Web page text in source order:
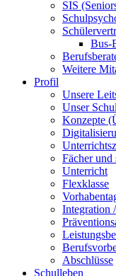
SIS
Bus-
Weitere
Profil
Unsere
Unser
Konzepte
Fächer
Unterricht
Flexklasse
Integration
Abschlüsse
Schulleben